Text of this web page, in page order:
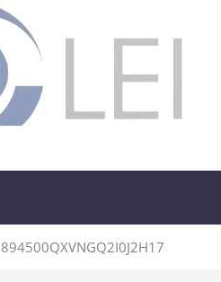
894500QXVNGQ2I0J2H17